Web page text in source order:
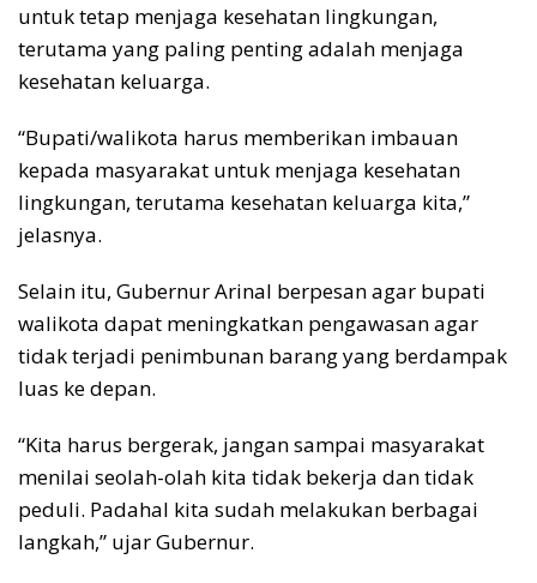
untuk tetap menjaga kesehatan lingkungan,
terutama yang paling penting adalah menjaga
kesehatan keluarga.
“Bupati/walikota harus memberikan imbauan
kepada masyarakat untuk menjaga kesehatan
lingkungan, terutama kesehatan keluarga kita,”
jelasnya.
Selain itu, Gubernur Arinal berpesan agar bupati
walikota dapat meningkatkan pengawasan agar
tidak terjadi penimbunan barang yang berdampak
luas ke depan.
“Kita harus bergerak, jangan sampai masyarakat
menilai seolah-olah kita tidak bekerja dan tidak
peduli. Padahal kita sudah melakukan berbagai
langkah,” ujar Gubernur.